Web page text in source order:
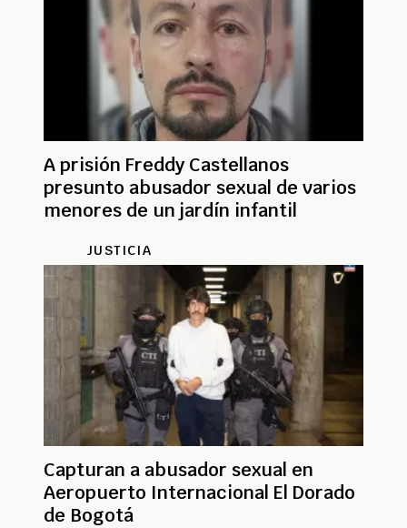
A prisión Freddy Castellanos
presunto abusador sexual de varios
menores de un jardín infantil
JUSTICIA
Capturan a abusador sexual en
Aeropuerto Internacional El Dorado
de Bogotá